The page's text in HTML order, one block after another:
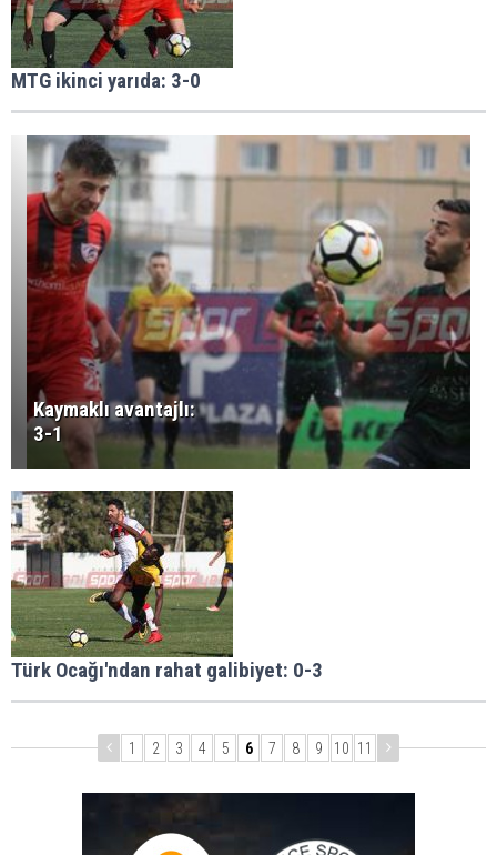
MTG ikinci yarıda: 3-0
Kaymaklı avantajlı:
3-1
Türk Ocağı'ndan rahat galibiyet: 0-3
1 2 3 4 5 6 7 8 9 10 11